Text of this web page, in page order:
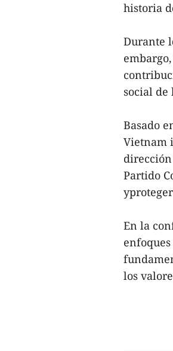
historia
Durante
social de
Basado
Vietnam
Partido
En la
los